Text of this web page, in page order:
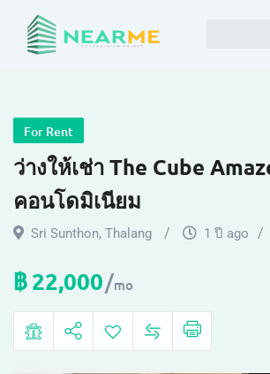
For Rent
ว่างให้เช่า The Cube
คอนโดมิเนียม
Sri Sunthon, Thalang 1 ปี ago
฿22,000 mo